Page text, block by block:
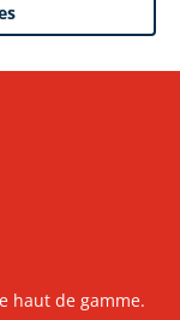
haut de gamme.